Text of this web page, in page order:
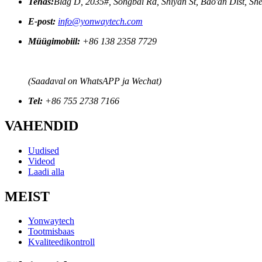
E-post: info@yonwaytech.com
Müügimobiil: +86 138 2358 7729
(Saadaval on WhatsAPP ja Wechat)
Tel: +86 755 2738 7166
VAHENDID
Uudised
Videod
Laadi alla
MEIST
Yonwaytech
Tootmisbaas
Kvaliteedikontroll